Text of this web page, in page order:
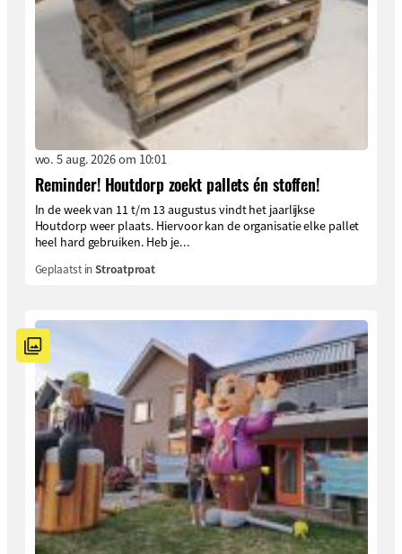
wo. 5 aug. 2026 om 10:01
Reminder! Houtdorp zoekt pallets én stoffen!
In de week van 11 t/m 13 augustus vindt het jaarlijkse
Houtdorp weer plaats. Hiervoor kan de organisatie elke pallet
heel hard gebruiken. Heb je...
Geplaatst inStroatproat